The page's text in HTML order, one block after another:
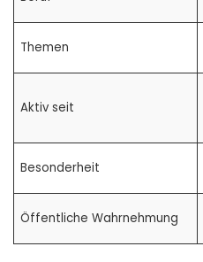
Themen
Aktiv seit
Besonderheit
Öffentliche Wahrnehmung